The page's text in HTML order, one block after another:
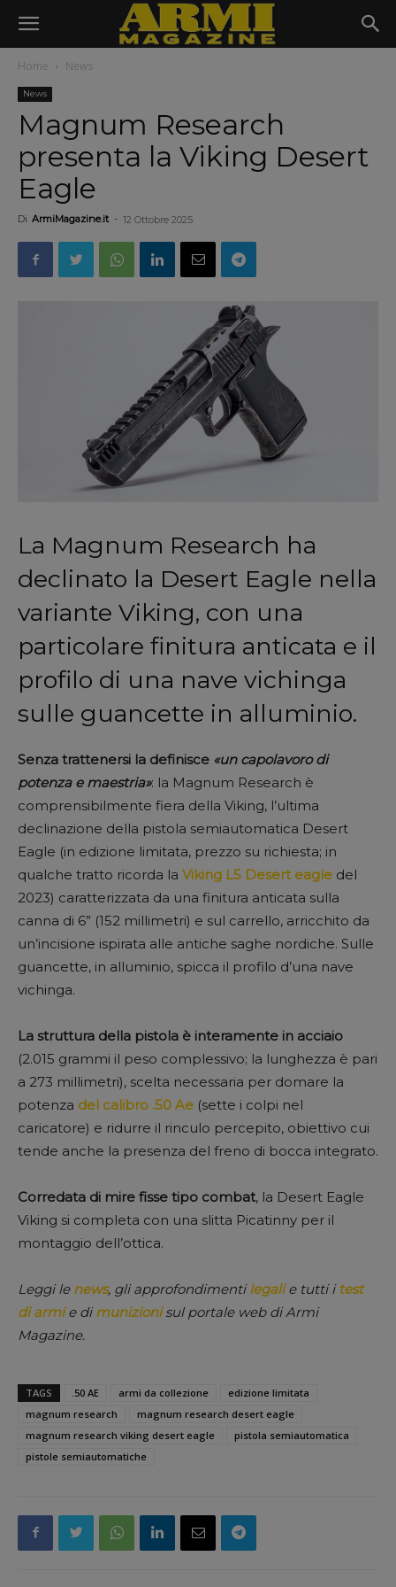
Home News
News
Magnum Research
presenta la Viking Desert
Eagle
Di ArmiMagazine.it - 12 Ottobre 2025
La Magnum Research ha
declinato la Desert Eagle nella
variante Viking, con una
particolare finitura anticata e il
profilo di una nave vichinga
sulle guancette in alluminio.
Senza trattenersi la definisce «un capolavoro di
potenza e maestria»: la Magnum Research è
comprensibilmente fiera della Viking, l’ultima
declinazione della pistola semiautomatica Desert
Eagle (in edizione limitata, prezzo su richiesta; in
qualche tratto ricorda la Viking L5 Desert eagle del
2023) caratterizzata da una finitura anticata sulla
canna di 6” (152 millimetri) e sul carrello, arricchito da
un’incisione ispirata alle antiche saghe nordiche. Sulle
guancette, in alluminio, spicca il profilo d’una nave
vichinga.
La struttura della pistola è interamente in acciaio
(2.015 grammi il peso complessivo; la lunghezza è pari
a 273 millimetri), scelta necessaria per domare la
potenza del calibro .50 Ae (sette i colpi nel
caricatore) e ridurre il rinculo percepito, obiettivo cui
tende anche la presenza del freno di bocca integrato.
Corredata di mire fisse tipo combat, la Desert Eagle
Viking si completa con una slitta Picatinny per il
montaggio dell’ottica.
Leggi le news, gli approfondimentilegalie tutti i test
di armie dimunizionisul portale web di Armi
Magazine.
TAGS .50 AE armi da collezione
edizione limitata
magnum research
magnum research desert eagle
magnum research viking desert eagle
pistola semiautomatica
pistole semiautomatiche